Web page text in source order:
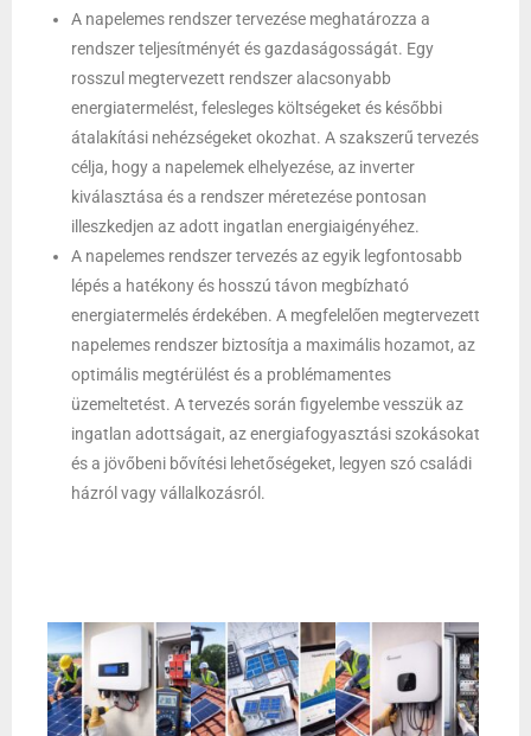
A napelemes rendszer tervezése meghatározza a
rendszer teljesítményét és gazdaságosságát. Egy
rosszul megtervezett rendszer alacsonyabb
energiatermelést, felesleges költségeket és későbbi
átalakítási nehézségeket okozhat. A szakszerű tervezés
célja, hogy a napelemek elhelyezése, az inverter
kiválasztása és a rendszer méretezése pontosan
illeszkedjen az adott ingatlan energiaigényéhez.
A napelemes rendszer tervezés az egyik legfontosabb
lépés a hatékony és hosszú távon megbízható
energiatermelés érdekében. A megfelelően megtervezett
napelemes rendszer biztosítja a maximális hozamot, az
optimális megtérülést és a problémamentes
üzemeltetést. A tervezés során figyelembe vesszük az
ingatlan adottságait, az energiafogyasztási szokásokat
és a jövőbeni bővítési lehetőségeket, legyen szó családi
házról vagy vállalkozásról.